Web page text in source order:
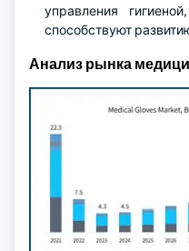
управления
способствуют
Анализ рынка